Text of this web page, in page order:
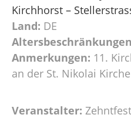
Kirchhorst –
Land: DE
Anmerkungen: 11.
an der St. Nikolai
Veranstalter: